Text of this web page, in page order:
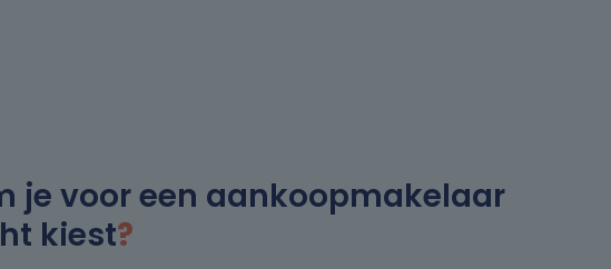
je voor een aankoopmakelaar
kiest?